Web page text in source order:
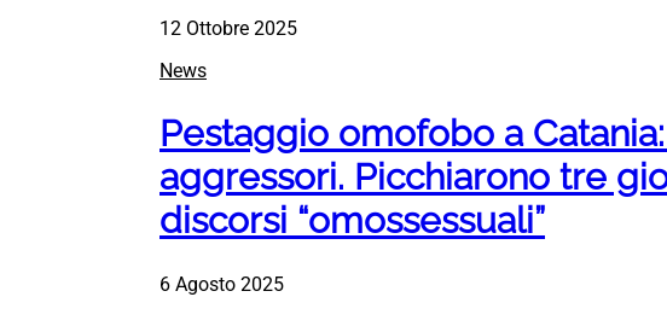
12 Ottobre 2025
News
Pestaggio omofobo a
aggressori. Picchiarono tre
discorsi “omossessuali”
6 Agosto 2025